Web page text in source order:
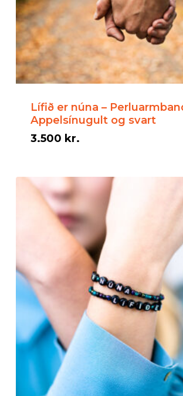
Lífið er núna –
Appelsínugult og svart
3.500 kr.